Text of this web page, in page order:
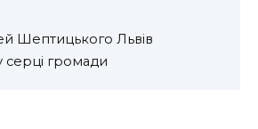
Шептицького Львів
серці громади